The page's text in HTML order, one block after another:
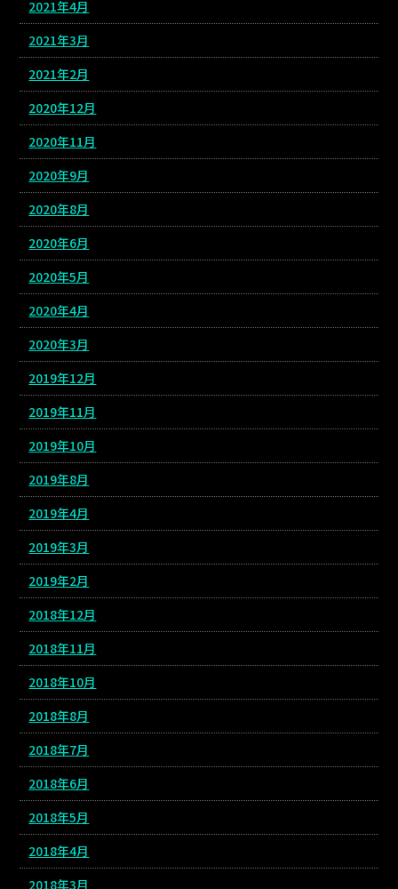
2021年4月
2021年3月
2021年2月
2020年12月
2020年11月
2020年9月
2020年8月
2020年6月
2020年5月
2020年4月
2020年3月
2019年12月
2019年11月
2019年10月
2019年8月
2019年4月
2019年3月
2019年2月
2018年12月
2018年11月
2018年10月
2018年8月
2018年7月
2018年6月
2018年5月
2018年4月
2018年3月